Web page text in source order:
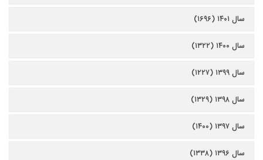
سال ۱۴۰۱ (۱۶۹۶)
سال ۱۴۰۰ (۱۳۲۲)
سال ۱۳۹۹ (۱۲۲۷)
سال ۱۳۹۸ (۱۳۲۹)
سال ۱۳۹۷ (۱۴۰۰)
سال ۱۳۹۶ (۱۳۳۸)